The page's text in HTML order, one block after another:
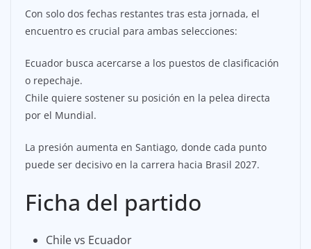
Con solo dos fechas restantes tras esta jornada, el
encuentro es crucial para ambas selecciones:
Ecuador busca acercarse a los puestos de clasificación
o repechaje.
Chile quiere sostener su posición en la pelea directa
por el Mundial.
La presión aumenta en Santiago, donde cada punto
puede ser decisivo en la carrera hacia Brasil 2027.
Ficha del partido
Chile vs Ecuador